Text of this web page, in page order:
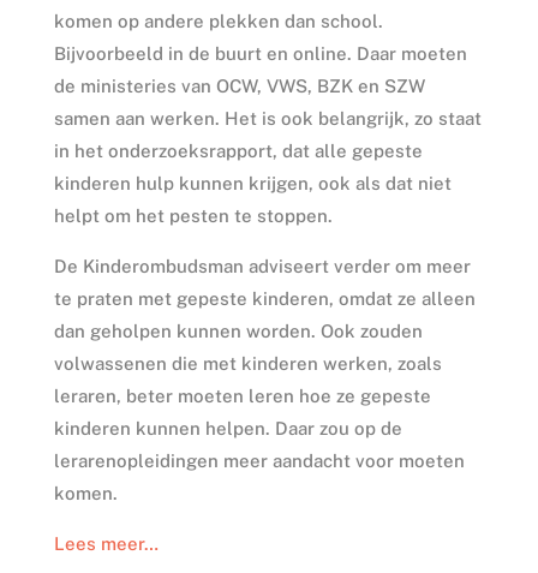
komen op andere plekken dan school.
Bijvoorbeeld in de buurt en online. Daar moeten
de ministeries van OCW, VWS, BZK en SZW
samen aan werken. Het is ook belangrijk, zo staat
in het onderzoeksrapport, dat alle gepeste
kinderen hulp kunnen krijgen, ook als dat niet
helpt om het pesten te stoppen.
De Kinderombudsman adviseert verder om meer
te praten met gepeste kinderen, omdat ze alleen
dan geholpen kunnen worden. Ook zouden
volwassenen die met kinderen werken, zoals
leraren, beter moeten leren hoe ze gepeste
kinderen kunnen helpen. Daar zou op de
lerarenopleidingen meer aandacht voor moeten
komen.
Lees meer…